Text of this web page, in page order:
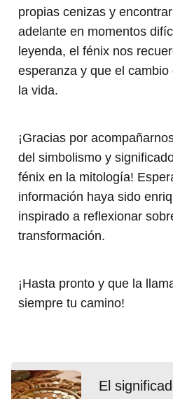
propias cenizas y
adelante en momentos
leyenda, el fénix nos
esperanza y que el
la vida.
¡Gracias por
del simbolismo y
fénix en la mitología!
información haya sido
inspirado a reflexionar
transformación.
¡Hasta pronto y que la
siempre tu camino!
El